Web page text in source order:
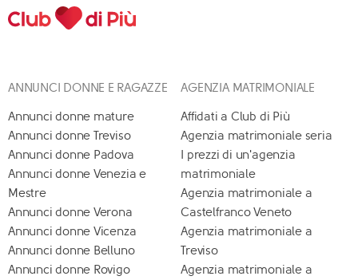
ANNUNCI DONNE E RAGAZZE
Annunci donne mature
Annunci donne Treviso
Annunci donne Padova
Annunci donne Venezia e
Mestre
Annunci donne Verona
Annunci donne Vicenza
Annunci donne Belluno
Annunci donne Rovigo
AGENZIA MATRIMONIALE
Affidati a Club di Più
Agenzia matrimoniale seria
I prezzi di un'agenzia
matrimoniale
Agenzia matrimoniale a
Castelfranco Veneto
Agenzia matrimoniale a
Treviso
Agenzia matrimoniale a